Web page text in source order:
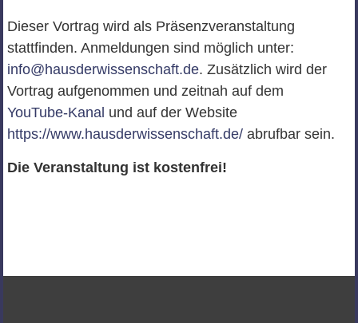
Dieser Vortrag wird als Präsenzveranstaltung
stattfinden. Anmeldungen sind möglich unter:
info@hausderwissenschaft.de. Zusätzlich wird der
Vortrag aufgenommen und zeitnah auf dem
YouTube-Kanal und auf der Website
https://www.hausderwissenschaft.de/ abrufbar sein.
Die Veranstaltung ist kostenfrei!